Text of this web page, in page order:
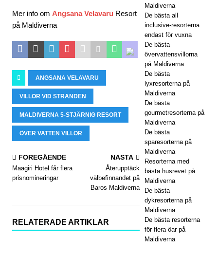
nov
erbj
uda
Mer info om Angsana Velavaru Resort
på Maldiverna
ANGSANA VELAVARU
VILLOR VID STRANDEN
MALDIVERNA 5-STJÄRNIG RESORT
ÖVER VATTEN VILLOR
FÖREGÅENDE
Maagiri Hotel får flera
prisnomineringar
NÄSTA
Återupptäck
välbefinnandet på
Baros Maldiverna
RELATERADE ARTIKLAR
Maldiverna
De bästa all
inclusive-resorterna
endast för vuxna
De bästa
övervattensvillorna
på Maldiverna
De bästa
lyxresorterna på
Maldiverna
De bästa
gourmetresorterna på
Maldiverna
De bästa
sparesorterna på
Maldiverna
Resorterna med
bästa husrevet på
Maldiverna
De bästa
dykresorterna på
Maldiverna
De bästa resorterna
för flera öar på
Maldiverna